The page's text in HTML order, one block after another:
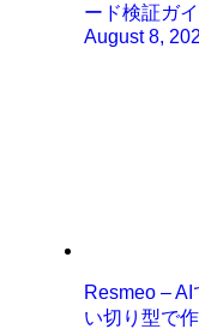
ード検証ガ
August 8,
Resmeo –
い切り型で